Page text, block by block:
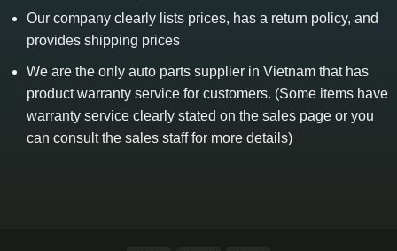
Our company clearly lists prices, has a return policy, and
provides shipping prices
We are the only auto parts supplier in Vietnam that has
product warranty service for customers. (Some items have
warranty service clearly stated on the sales page or you
can consult the sales staff for more details)